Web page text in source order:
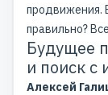
продвижения.
правильно?
Будущее
и поиск с
Алексей